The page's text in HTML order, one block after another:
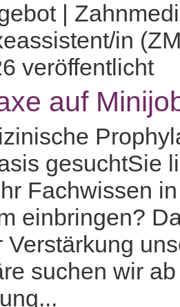
|
in
veröffentlicht
auf
gesuchtSie
Fachwissen
einbringen?
Verstärkung
suchen wir